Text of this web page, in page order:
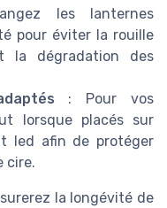
les lanternes
pour éviter la rouille
la dégradation des
: Pour vos
lorsque placés sur
led afin de protéger
cire.
la longévité de